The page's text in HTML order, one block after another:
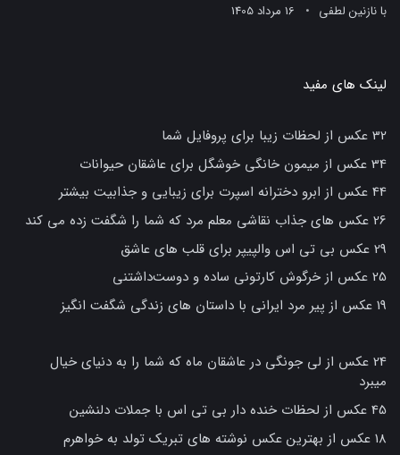
بانازنین لطفی 16 مرداد 1405
لینک های مفید
32 عکس از لحظات زیبا برای پروفایل شما
34 عکس از میمون خانگی خوشگل برای عاشقان حیوانات
44 عکس از ابرو دخترانه اسپرت برای زیبایی و جذابیت بیشتر
26 عکس های جذاب نقاشی معلم مرد که شما را شگفت زده می کند
29 عکس بی تی اس والپیپر برای قلب های عاشق
25 عکس از خرگوش کارتونی ساده و دوست‌داشتنی
19 عکس از پیر مرد ایرانی با داستان های زندگی شگفت انگیز
24 عکس از لی جونگی در عاشقان ماه که شما را به دنیای خیال
میبرد
45 عکس از لحظات خنده دار بی تی اس با جملات دلنشین
18 عکس از بهترین عکس نوشته های تبریک تولد به خواهرم